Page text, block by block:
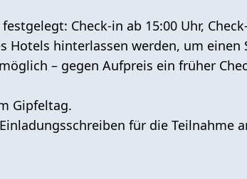
festgelegt: Check-in ab 15:00 Uhr,
Hotels hinterlassen werden, um einen
– gegen Aufpreis ein früher
Gipfeltag.
für die Teilnahme